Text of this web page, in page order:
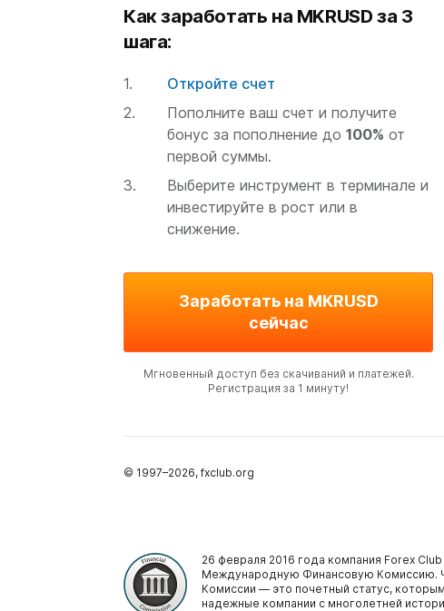
Как заработать на MKRUSD за 3
шага:
Откройте счет
Пополните ваш счет и получите
бонус за пополнение до 100% от
первой суммы.
Выберите инструмент в терминале и
инвестируйте в рост или в
снижение.
Заработать на MKRUSD
сейчас
Мгновенный доступ без скачиваний и платежей.
Регистрация за 1 минуту!
© 1997–2026, fxclub.org
26 февраля 2016 года компания Forex Club
Международную Финансовую Комиссию.
Комиссии — это почетный статус,
надежные компании с многолетней